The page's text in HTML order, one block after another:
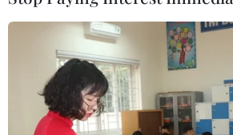
13/06/2017 03:36
Thủ tướng Phần Lan Juha Sipila đã
liên minh với đảng "Người Phần Lan
chỉ ít ngày sau khi đảng này bầu
Jussi Halla-aho.